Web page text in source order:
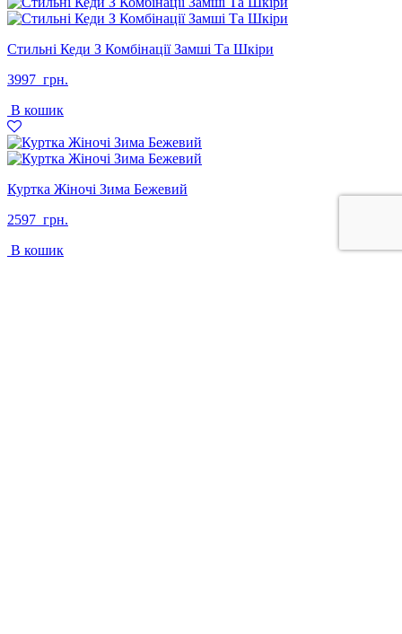
Стильні Кеди З Комбінації Замші Та Шкіри
3997 грн.
В кошик
Куртка Жіночі Зима Бежевий
2597 грн.
В кошик